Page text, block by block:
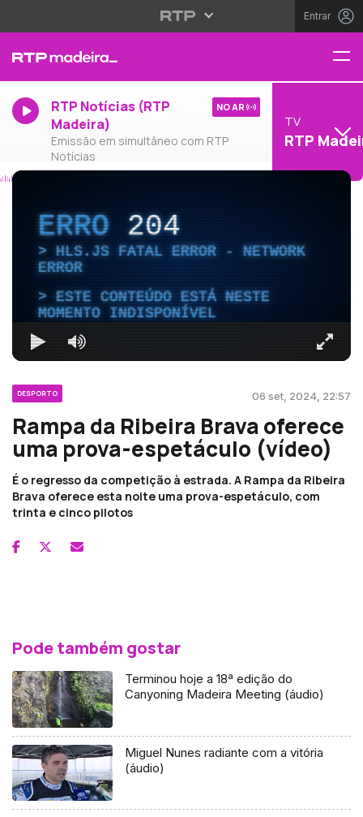
Entrar
RTP Notícias (RTP
Madeira)
Emissão em simultâneo com RTP
Notícias
NO AR
TV
RTP
ERRO204
HLS.JS FATAL ERROR - NETWORK
ERROR
ESTE CONTEÚDO ESTÁ NESTE
MOMENTO INDISPONÍVEL
DESPORTO 06 set, 2024, 22:57
Rampa da Ribeira Brava oferece
uma prova-espetáculo (vídeo)
É o regresso da competição à estrada. A Rampa da Ribeira
Brava oferece esta noite uma prova-espetáculo, com
trinta e cinco pilotos
Pode também gostar
Terminou hoje a 18ª edição do
Canyoning Madeira Meeting (áudio)
Miguel Nunes radiante com a vitória
(áudio)